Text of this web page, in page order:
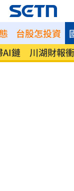
台股怎投資
照！鳳山女慘收